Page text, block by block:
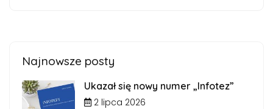
Najnowsze posty
Ukazał się nowy numer „Infotez”
2 lipca 2026